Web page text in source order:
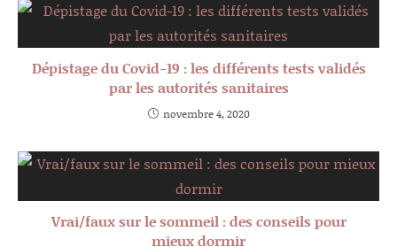
Dépistage du Covid-19 : les différents tests validés
par les autorités sanitaires
novembre 4, 2020
Vrai/faux sur le sommeil : des conseils pour
mieux dormir